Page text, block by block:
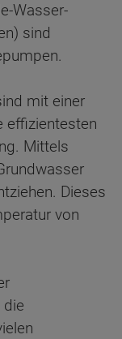
Wasser-
sind
mit einer
effizientesten
Mittels
Dieses
von